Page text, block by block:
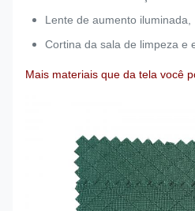
Lente de aumento iluminada,
Cortina da sala de limpeza e
Mais materiais que da tela você